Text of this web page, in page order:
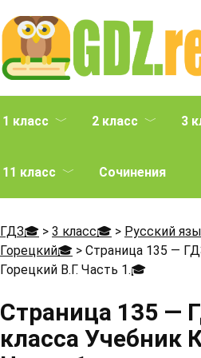
1 класс 2 класс 3
11 класс Сочинения
ГДЗ🎓 > 3 класс🎓 > Русский
Горецкий🎓 > Страница 135 —
Горецкий В.Г. Часть 1.🎓
Страница 135 —
класса Учебник